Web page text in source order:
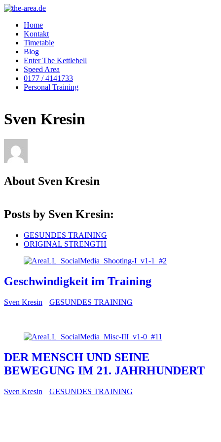
Home
Kontakt
Timetable
Blog
Enter The Kettlebell
Speed Area
0177 / 4141733
Personal Training
Sven Kresin
About Sven Kresin
Posts by Sven Kresin:
GESUNDES TRAINING
ORIGINAL STRENGTH
Geschwindigkeit im Training
Sven Kresin GESUNDES TRAINING
DER MENSCH UND SEINE
BEWEGUNG IM 21. JAHRHUNDERT
Sven Kresin GESUNDES TRAINING